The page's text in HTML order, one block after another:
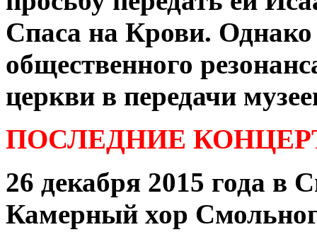
Спаса на Крови.
общественного
церкви в передачи
ПОСЛЕДНИЕ
26 декабря 2015 года в
Камерный хор